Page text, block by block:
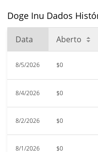
Oct 19, 2023 (2 anos atrás)
Doge Inu Dados
Data Aberto
8/5/2026 $0
8/4/2026 $0
8/2/2026 $0
8/1/2026 $0